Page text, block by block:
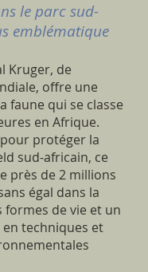
le parc sud-
emblématique
Kruger, de
offre une
faune qui se classe
en Afrique.
protéger la
sud-africain, ce
près de 2 millions
égal dans la
formes de vie et un
techniques et